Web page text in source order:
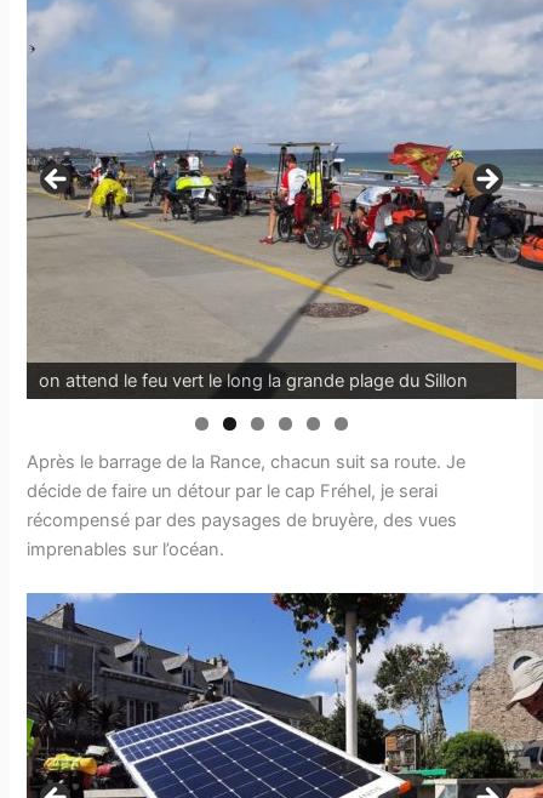
on attend le feu vert le long la grande plage du Sillon
Après le barrage de la Rance, chacun suit sa route. Je
décide de faire un détour par le cap Fréhel, je serai
récompensé par des paysages de bruyère, des vues
imprenables sur l’océan.